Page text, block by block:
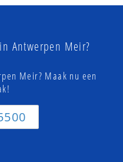
Antwerpen Meir?
Meir? Maak nu een